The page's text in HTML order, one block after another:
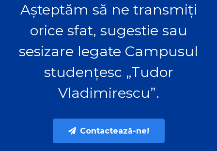
Așteptăm să ne transmiți
orice sfat, sugestie sau
sesizare legate Campusul
studențesc „Tudor
Vladimirescu”.
Contactează-ne!